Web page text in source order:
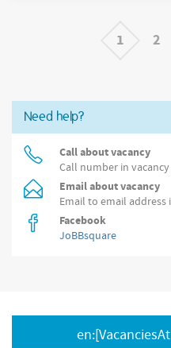
1 2
Need help?
Call about vacancy
Call number in vacancy
Email about vacancy
Email to email address
Facebook
JoBBsquare